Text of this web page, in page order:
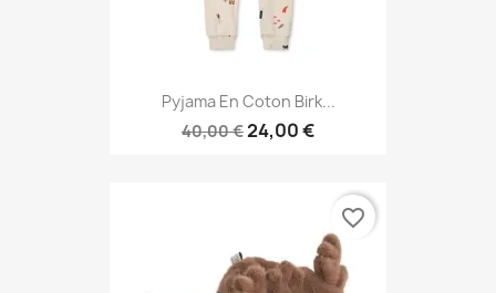
Pyjama En Coton Birk...
40,00 €24,00 €
favorite_border